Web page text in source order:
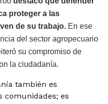
proteger a las
de su trabajo. En ese
del sector agropecuario
su compromiso de
la ciudadanía.
también es
comunidades; es